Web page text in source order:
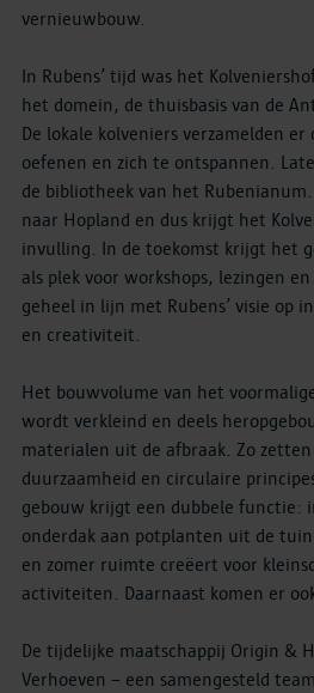
vernieuwbouw.
In Rubens’ tijd was het
het domein, de thuisbasis van de
De lokale kolveniers verzamelden
oefenen en zich te ontspannen.
de bibliotheek van het
naar Hopland en dus krijgt het
invulling. In de toekomst krijgt het
als plek voor workshops, lezingen
geheel in lijn met Rubens’ visie op
en creativiteit.
Het bouwvolume van het
wordt verkleind en deels
materialen uit de afbraak. Zo
duurzaamheid en circulaire
gebouw krijgt een dubbele functie:
onderdak aan potplanten uit de
en zomer ruimte creëert voor
activiteiten. Daarnaast komen er
De tijdelijke maatschappij Origin &
Verhoeven – een samengesteld